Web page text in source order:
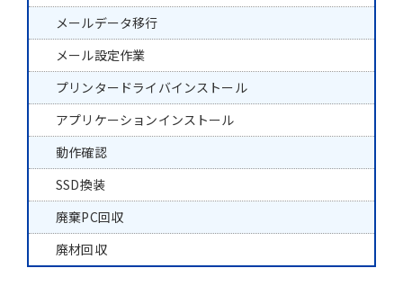
メールデータ移行
メール設定作業
プリンタードライバインストール
アプリケーションインストール
動作確認
SSD換装
廃棄PC回収
廃材回収